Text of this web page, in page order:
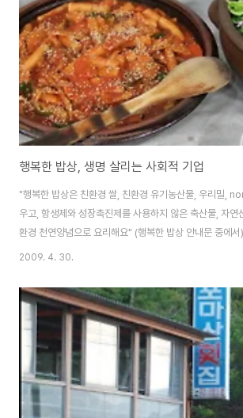
는 이야기를 해주셔서 저녁 메뉴는 시락국으로 바뀌었습
덕 ..
행복한 밥상, 생명 살리는 사회적 기업
"행복한 밥상은 친환경 쌀, 친환경 유기농산물, 우리밀,
우고, 항생제와 성장촉진제를 사용하지 않은 축산물, 자연
환경 천연양념으로 요리해요" (행복한 밥상 안내문 중에
을 나타내는 주요 키워드가 되면서 친환경 유기농산물에
습니다. 특히, 최근에는 무역자유화에 대한 대응책으로 지
환경 농산물 생산을 지원하고 장려함으로써 생산농가가
환경 유기농 농작물 생산이 늘어나면서 판로와 소비확대
있습니다. 특히, 대기업들은 수입 유기농산물을 들여와
'웰빙 식품'을 찾는 소비자들에게 ..
2009. 4. 30.